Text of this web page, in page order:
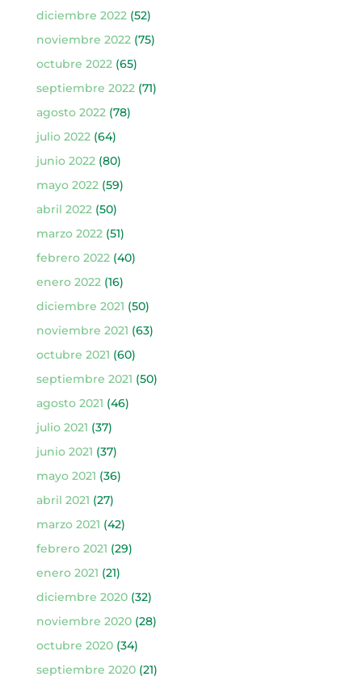
diciembre 2022(52)
noviembre 2022(75)
octubre 2022(65)
septiembre 2022(71)
agosto 2022(78)
julio 2022(64)
junio 2022(80)
mayo 2022(59)
abril 2022(50)
marzo 2022(51)
febrero 2022(40)
enero 2022(16)
diciembre 2021 (50)
noviembre 2021 (63)
octubre 2021 (60)
septiembre 2021 (50)
agosto 2021 (46)
julio 2021 (37)
junio 2021 (37)
mayo 2021 (36)
abril 2021 (27)
marzo 2021 (42)
febrero 2021 (29)
enero 2021 (21)
diciembre 2020(32)
noviembre 2020(28)
octubre 2020(34)
septiembre 2020(21)